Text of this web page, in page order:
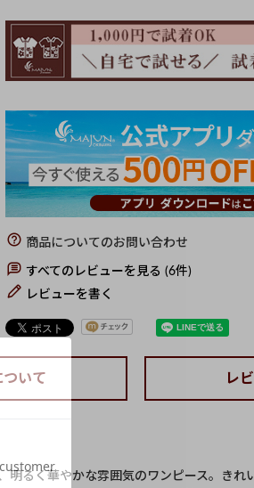
商品についてのお問い合わせ
すべてのレビューを見る
6
レビューを書く
ついて レ
るく華やかな雰囲気のワンピース。きれ